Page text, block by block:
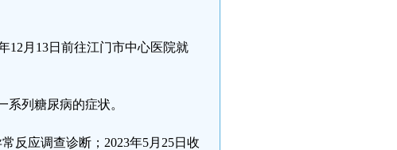
12月13日前往江门市中心医院就
列糖尿病的症状。
反应调查诊断；2023年5月25日收